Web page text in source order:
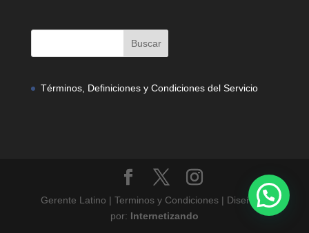
Términos, Definiciones y Condiciones del Servicio
Gerente Latino | Terminos y Condiciones | Diseñado
por: Internetizando